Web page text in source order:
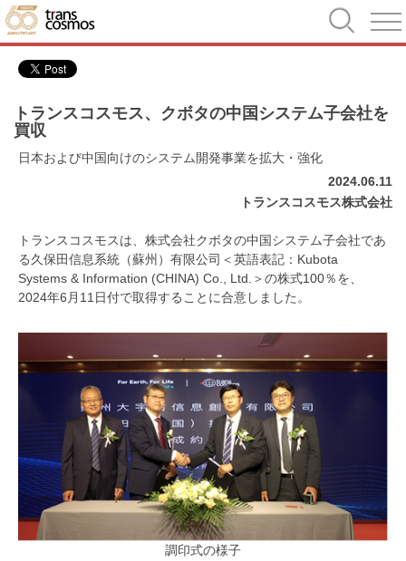
トランスコスモス、クボタの中国システム子会社を
買収
日本および中国向けのシステム開発事業を拡大・強化
2024.06.11
トランスコスモス株式会社
トランスコスモスは、株式会社クボタの中国システム子会社であ
る久保田信息系統（蘇州）有限公司＜英語表記：Kubota
Systems & Information (CHINA) Co., Ltd.＞の株式100％を、
2024年6月11日付で取得することに合意しました。
調印式の様子